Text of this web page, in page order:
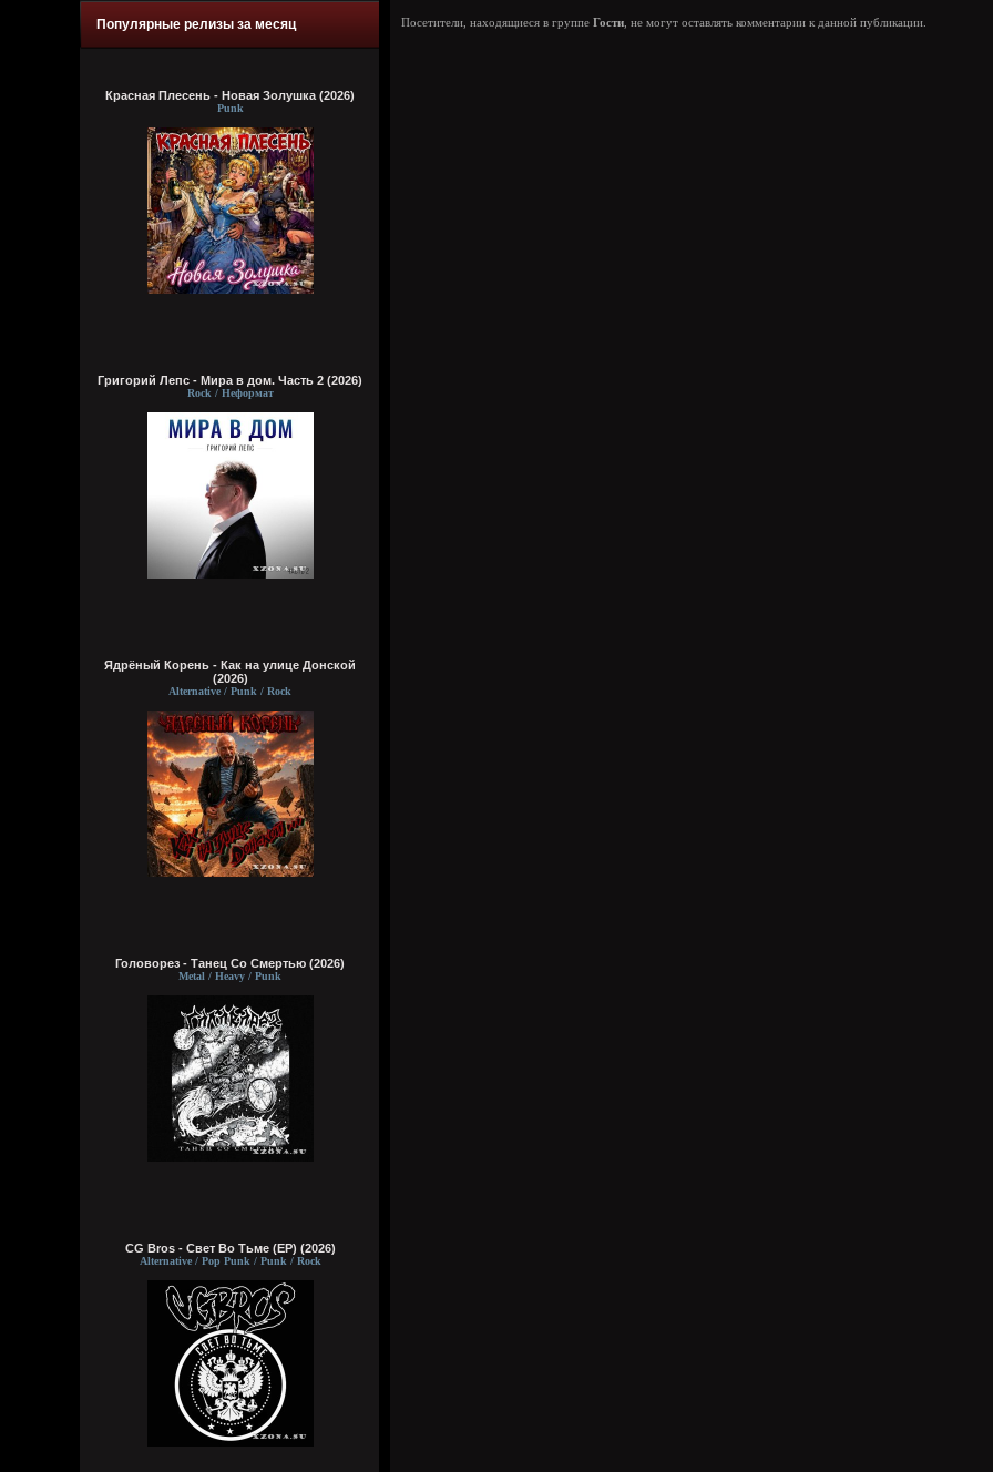
Популярные релизы за месяц
Красная Плесень - Новая Золушка (2026)
Punk
Григорий Лепс - Мира в дом. Часть 2 (2026)
Rock / Неформат
Ядрёный Корень - Как на улице Донской
(2026)
Alternative / Punk / Rock
Головорез - Tанец Со Смертью (2026)
Metal / Heavy / Punk
CG Bros - Свет Во Тьме (EP) (2026)
Alternative / Pop Punk / Punk / Rock
Посетители, находящиеся в группе Гости , не могут оставлять комментарии к данной публикации.